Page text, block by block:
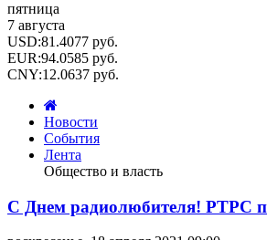
пятница
7 августа
USD:81.4077 руб.
EUR:94.0585 руб.
CNY:12.0637 руб.
Новости
События
Лента
Общество и власть
С Днем радиолюбителя! РТРС